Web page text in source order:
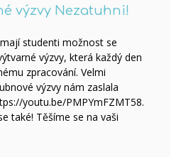
výzvy Nezatuhni!
studenti možnost se
výzvy, která každý den
zpracování. Velmi
výzvy nám zaslala
youtu.be/PMPYmFZMT58.
také! Těšíme se na vaši